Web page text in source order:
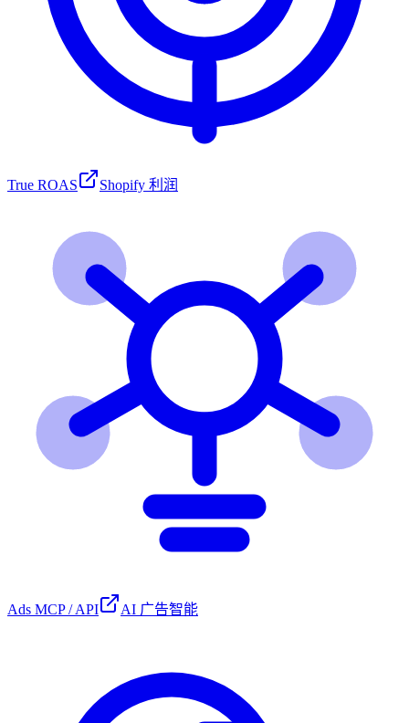
True ROAS Shopify 利润
Ads MCP / API AI 广告智能